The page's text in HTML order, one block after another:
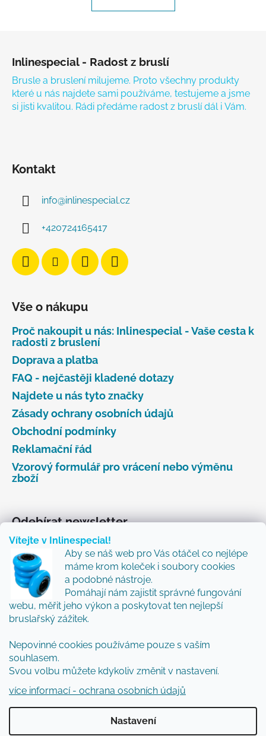
Vítejte v Inlinespecial!
Aby se náš web pro Vás otáčel co nejlépe
máme krom koleček i soubory cookies
a podobné nástroje.
Pomáhají nám zajistit správné fungování
webu, měřit jeho výkon a poskytovat ten nejlepší
bruslařský zážitek.
Nepovinné cookies používáme pouze s vaším
souhlasem.
Svou volbu můžete kdykoliv změnit v nastavení.
více informací - ochrana osobních údajů
Nastavení
Inlinespecial - Radost z bruslí
Brusle a bruslení milujeme. Proto všechny produkty
které u nás najdete sami používáme, testujeme a jsme
si jisti kvalitou. Rádi předáme radost z bruslí dál i Vám.
Kontakt
info@inlinespecial.cz
+420724165417
Vše o nákupu
Proč nakoupit u nás: Inlinespecial - Vaše cesta k
radosti z bruslení
Doprava a platba
FAQ - nejčastěji kladené dotazy
Najdete u nás tyto značky
Zásady ochrany osobních údajů
Obchodní podmínky
Reklamační řád
Vzorový formulář pro vrácení nebo výměnu
zboží
Odebírat newsletter
Vložte svůj e-mail a my vám budeme zasílat informace
o nových produktech na našem e-shopu.
Přidejte se k nám a my Vám budeme zasílat ty nejlepší
novinky a tipy.
E-mail
Vložením e-mailu souhlasíte spodmínkami
ochrany osobních údajů
PŘIHLÁSIT SE